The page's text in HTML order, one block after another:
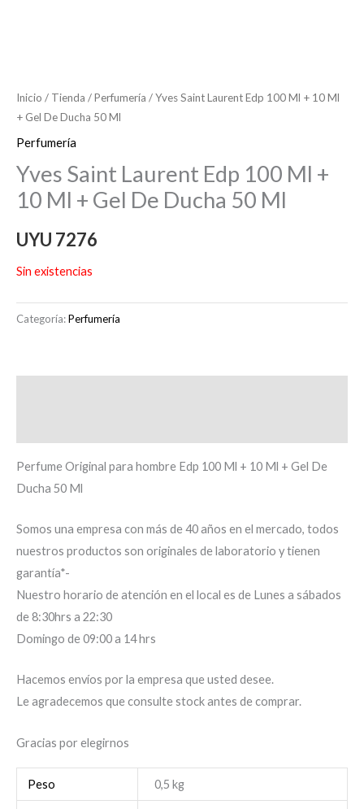
Inicio / Tienda /Perfumería / Yves Saint Laurent Edp 100 Ml + 10 Ml
+ Gel De Ducha 50 Ml
Perfumería
Yves Saint Laurent Edp 100 Ml +
10 Ml + Gel De Ducha 50 Ml
UYU 7276
Sin existencias
Categoría:Perfumería
Perfume Original para hombre Edp 100 Ml + 10 Ml + Gel De
Ducha 50 Ml
Somos una empresa con más de 40 años en el mercado, todos
nuestros productos son originales de laboratorio y tienen
garantía*-
Nuestro horario de atención en el local es de Lunes a sábados
de 8:30hrs a 22:30
Domingo de 09:00 a 14 hrs
Hacemos envíos por la empresa que usted desee.
Le agradecemos que consulte stock antes de comprar.
Gracias por elegirnos
Peso 0,5 kg